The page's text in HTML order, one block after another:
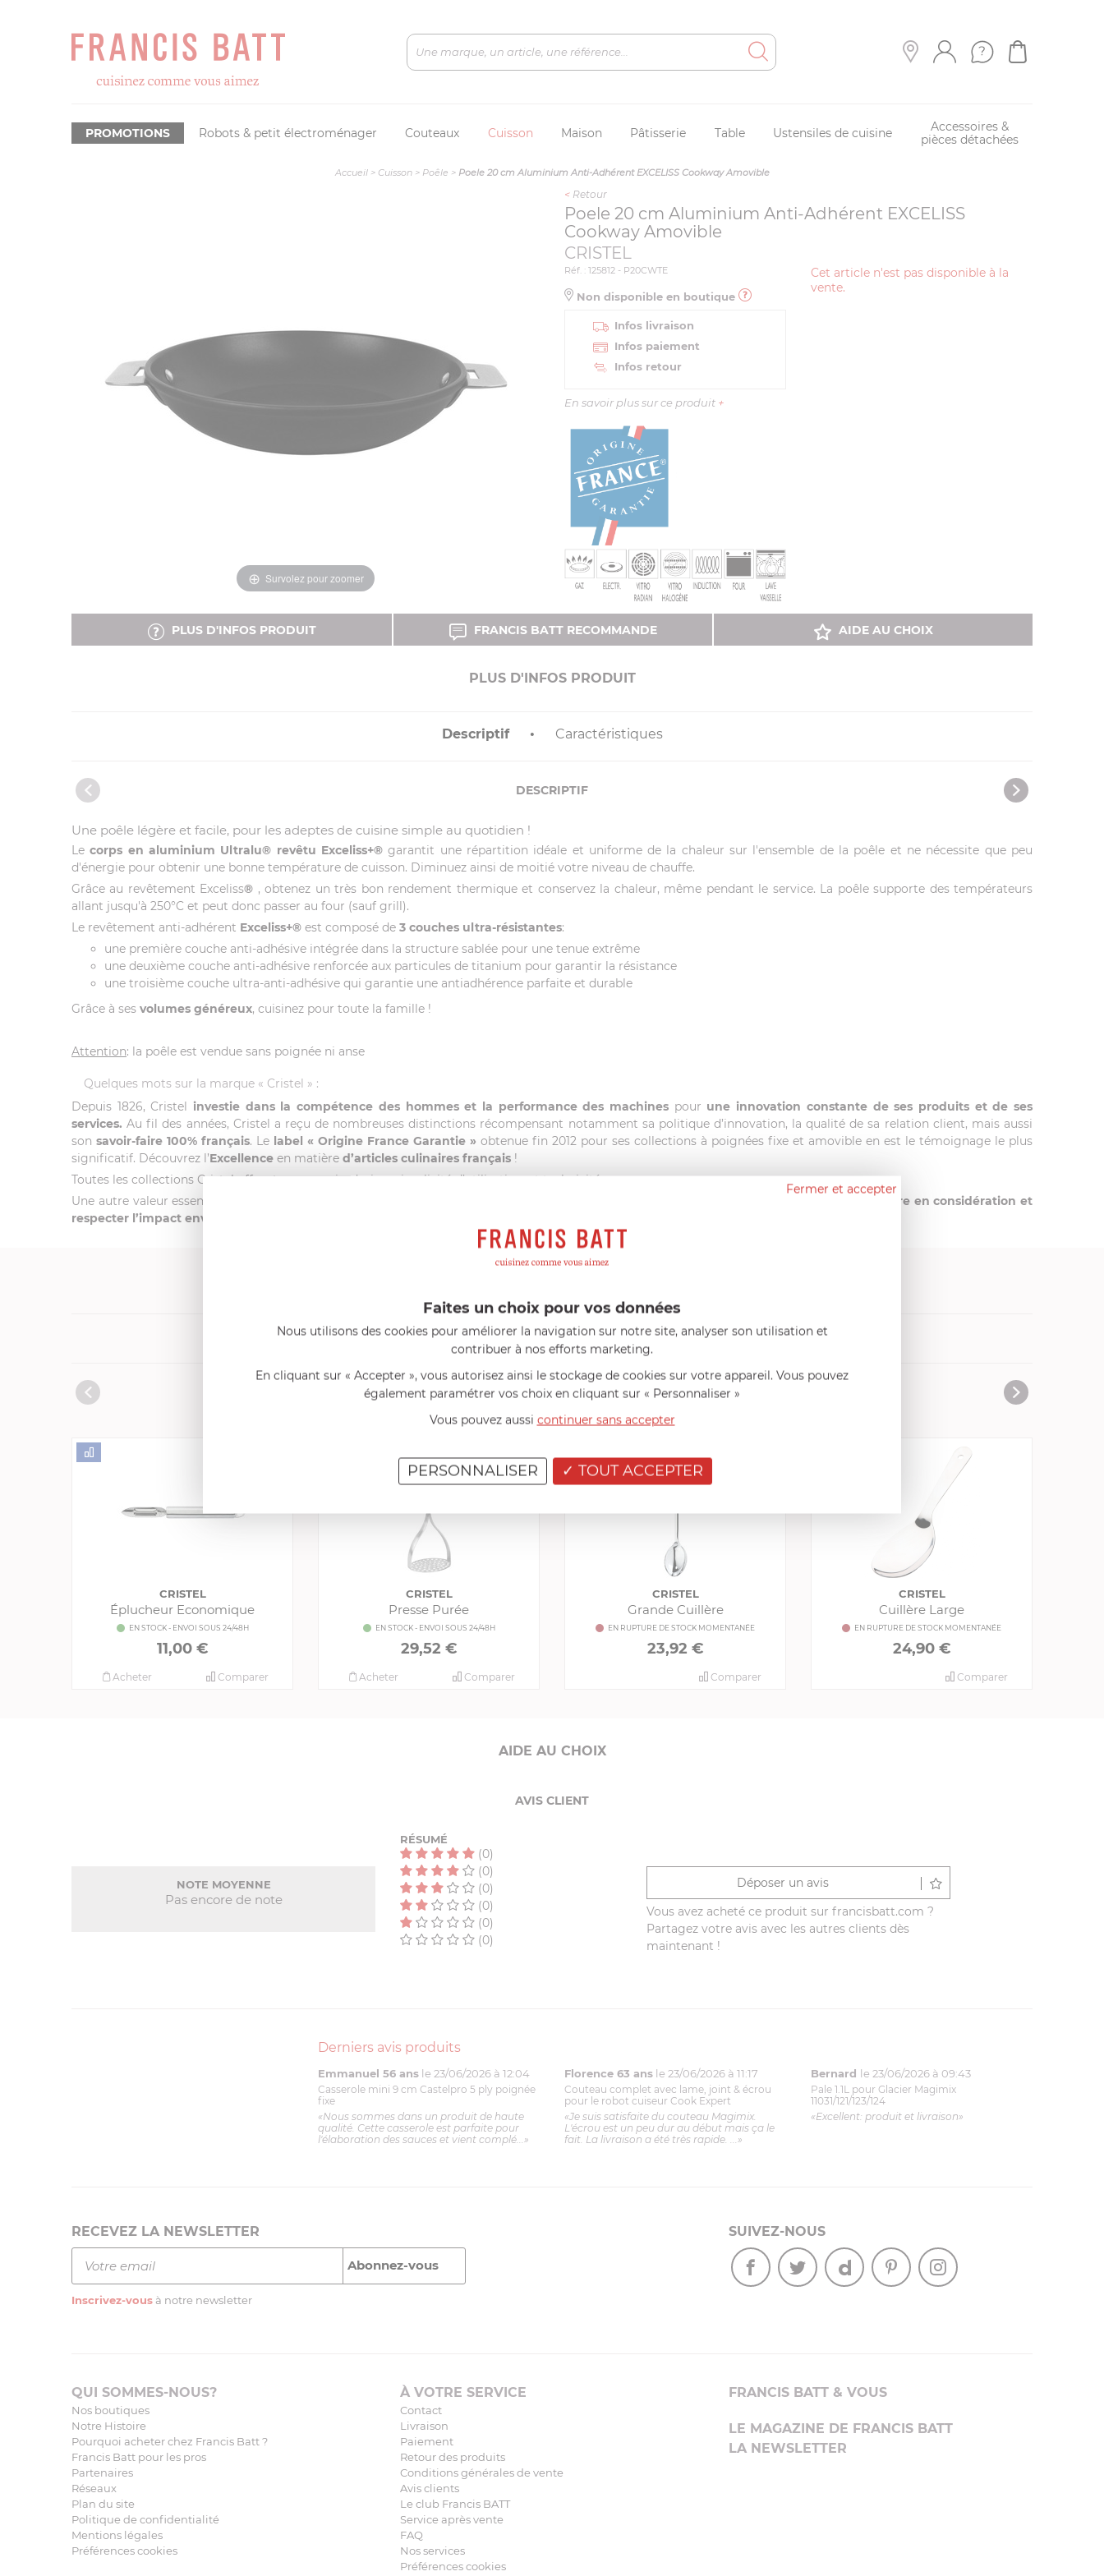
Robots & petit électroménager Couteaux Cuisson Maison Pâtisserie Table Ustensiles de cuisine
Accessoires &
pièces détachées
PROMOTIONS
Accueil> Cuisson> Poêle > Poele 20 cm Aluminium Anti-Adhérent EXCELISS Cookway Amovible
Survolez pour zoomer
< Retour
Poele 20 cm Aluminium Anti-Adhérent EXCELISS
Cookway Amovible
CRISTEL
Cet article n'est pas disponible à la
vente.
Réf. : 125812 - P20CWTE
Non disponible en boutique
Infos livraison
Infos paiement
Infos retour
En savoir plus sur ce produit +
PLUS D'INFOS PRODUIT FRANCIS BATT RECOMMANDE AIDE AU CHOIX
PLUS D'INFOS PRODUIT
Descriptif Caractéristiques
DESCRIPTIF
Une poêle légère et facile, pour les adeptes de cuisine simple au quotidien !
Le corps en aluminium Ultralu® revêtu Exceliss+®garantit une répartition idéale et uniforme de la chaleur sur l'ensemble de la poêle et ne nécessite que peu
d'énergie pour obtenir une bonne température de cuisson. Diminuez ainsi de moitié votre niveau de chauffe.
Grâce au revêtement Exceliss® , obtenez un très bon rendement thermique et conservez la chaleur, même pendant le service. La poêle supporte des températeurs
allant jusqu'à 250°C et peut donc passer au four (sauf grill).
Le revêtement anti-adhérent Exceliss+® est composé de 3 couches ultra-résistantes:
une première couche anti-adhésive intégrée dans la structure sablée pour une tenue extrême
une deuxième couche anti-adhésive renforcée aux particules de titanium pour garantir la résistance
une troisième couche ultra-anti-adhésive qui garantie une antiadhérence parfaite et durable
Grâce à ses volumes généreux, cuisinez pour toute la famille !
Attention: la poêle est vendue sans poignée ni anse
Quelques mots sur la marque « Cristel » :
Depuis 1826, Cristel investie dans la compétence des hommes et la performance des machines pour une innovation constante de ses produits et de ses
services. Au fil des années, Cristel a reçu de nombreuses distinctions récompensant notamment sa politique d’innovation, la qualité de sa relation client, mais aussi
son savoir-faire 100% français. Le label « Origine France Garantie » obtenue fin 2012 pour ses collections à poignées fixe et amovible en est le témoignage le plus
significatif. Découvrez l’Excellence en matière d’articles culinaires français !
Toutes les collections Cristel offrent ergonomie, design, simplicité d’utilisation, et technicité.
Une autre valeur essentielle de la marque : l’environnement.
un point d’honneur à prendre en considération et
respecter l’impact environnemental de chacun de ses produits de la conception à la réalisation
Produits conseillés Consommables complémentaires Livres de cuisine
PRODUITS CONSEILLÉS
CRISTEL
Éplucheur Economique
EN STOCK - ENVOI SOUS 24/48H
11,00 €
Comparer
Acheter
CRISTEL
Presse Purée
EN STOCK - ENVOI SOUS 24/48H
29,52 €
Comparer
Acheter
CRISTEL
Grande Cuillère
EN RUPTURE DE STOCK MOMENTANÉE
23,92 €
Comparer
CRISTEL
Cuillère Large
EN RUPTURE DE STOCK MOMENTANÉE
24,90 €
Comparer
AIDE AU CHOIX
AVIS CLIENT
NOTE MOYENNE
Pas encore de note
RÉSUMÉ
(0)
(0)
(0)
(0)
(0)
(0)
Déposer un avis
Vous avez acheté ce produit sur francisbatt.com ?
Partagez votre avis avec les autres clients dès
maintenant !
Derniers avis produits
Emmanuel 56 ans le 23/06/2026 à 12:04
Casserole mini 9 cm Castelpro 5 ply poignée
fixe
«Nous sommes dans un produit de haute
qualité. Cette casserole est parfaite pour
l'élaboration des sauces et vient complé...»
Florence 63 ans le 23/06/2026 à 11:17
Couteau complet avec lame, joint & écrou
pour le robot cuiseur Cook Expert
«Je suis satisfaite du couteau Magimix.
L'écrou est un peu dur au début mais ça le
fait. La livraison a été très rapide. ...»
Bernard le 23/06/2026 à 09:43
Pale 1.1L pour Glacier Magimix
11031/121/123/124
«Excellent: produit et livraison»
RECEVEZ LA NEWSLETTER
Inscrivez-vous à notre newsletter
SUIVEZ-NOUS
QUI SOMMES-NOUS?
Nos boutiques
Notre Histoire
Pourquoi acheter chez Francis Batt ?
Francis Batt pour les pros
Partenaires
Réseaux
Plan du site
Politique de confidentialité
Mentions légales
Préférences cookies
À VOTRE SERVICE
Contact
Livraison
Paiement
Retour des produits
Conditions générales de vente
Avis clients
Le club Francis BATT
Service après vente
FAQ
Nos services
Préférences cookies
FRANCIS BATT & VOUS
LE MAGAZINE DE FRANCIS BATT
LA NEWSLETTER
Fermer et accepter
Faites un choix pour vos données
Nous utilisons des cookies pour améliorer la navigation sur notre site, analyser son utilisation et
contribuer à nos efforts marketing.
En cliquant sur « Accepter », vous autorisez ainsi le stockage de cookies sur votre appareil. Vous pouvez
également paramétrer vos choix en cliquant sur « Personnaliser »
Vous pouvez aussi continuer sans accepter
TOUT ACCEPTER
PERSONNALISER